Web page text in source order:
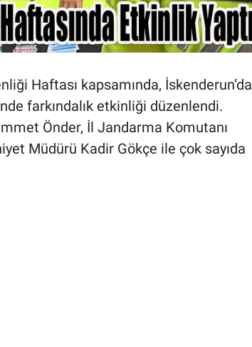
Haftası kapsamında, İskenderun’da
farkındalık etkinliği düzenlendi.
Önder, İl Jandarma Komutanı
Müdürü Kadir Gökçe ile çok sayıda